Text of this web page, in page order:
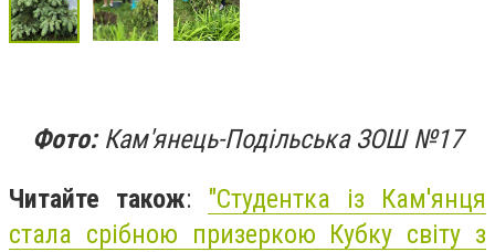
Фото:Кам'янець-Подільська ЗОШ №17
Читайте також: "Студентка із Кам'янця
стала срібною призеркою Кубку світу з